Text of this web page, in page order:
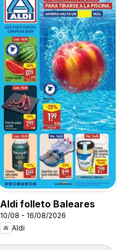
Aldi folleto Baleares
10/08 - 16/08/2026
Aldi